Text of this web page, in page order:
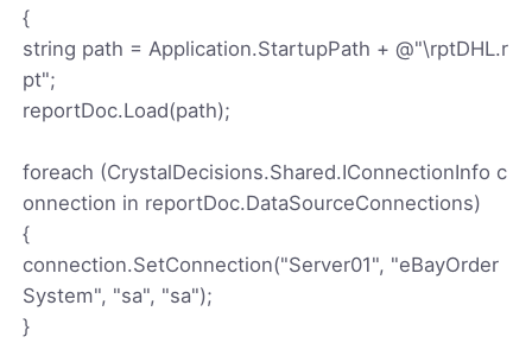
{
string path = Application.StartupPath + @"\rptDHL.r
pt";
reportDoc.Load(path);
foreach (CrystalDecisions.Shared.IConnectionInfo c
onnection in reportDoc.DataSourceConnections)
{
connection.SetConnection("Server01", "eBayOrder
System", "sa", "sa");
}